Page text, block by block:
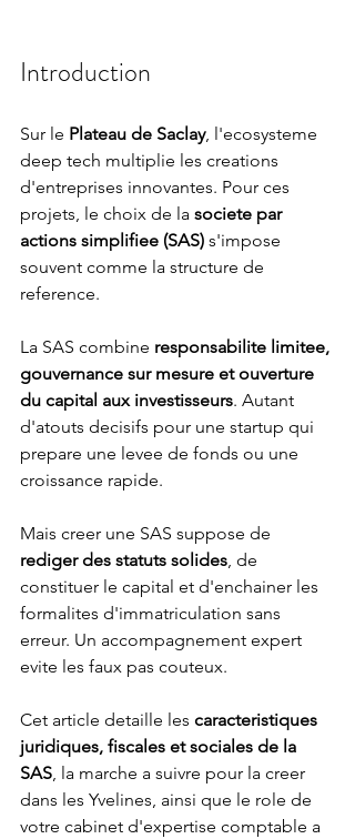
Introduction
Sur le Plateau de Saclay, l'ecosysteme
deep tech multiplie les creations
d'entreprises innovantes. Pour ces
projets, le choix de la societe par
actions simplifiee (SAS) s'impose
souvent comme la structure de
reference.
La SAS combine responsabilite limitee,
gouvernance sur mesure et ouverture
du capital aux investisseurs. Autant
d'atouts decisifs pour une startup qui
prepare une levee de fonds ou une
croissance rapide.
Mais creer une SAS suppose de
rediger des statuts solides, de
constituer le capital et d'enchainer les
formalites d'immatriculation sans
erreur. Un accompagnement expert
evite les faux pas couteux.
Cet article detaille les caracteristiques
juridiques, fiscales et sociales de la
SAS, la marche a suivre pour la creer
dans les Yvelines, ainsi que le role de
votre cabinet d'expertise comptable a